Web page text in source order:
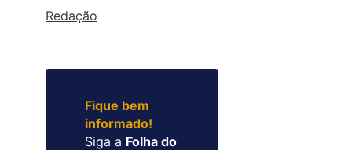
Redação
Fique bem
informado!
Siga a Folha do